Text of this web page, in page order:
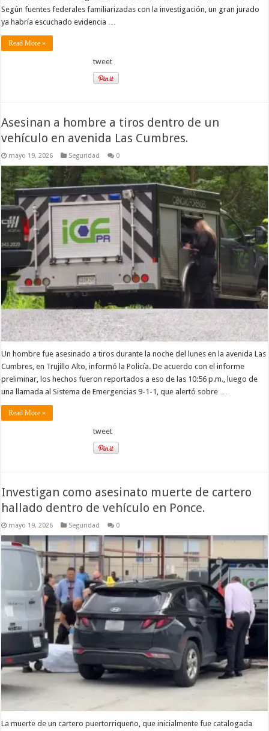
Según fuentes federales familiarizadas con la investigación, un gran jurado
ya habría escuchado evidencia …
Read More »
tweet
Asesinan a hombre a tiros dentro de un
vehículo en avenida Las Cumbres.
mayo 19, 2026 Seguridad 0
Un hombre fue asesinado a tiros durante la noche del lunes en la avenida Las
Cumbres, en Trujillo Alto, informó la Policía. De acuerdo con el informe
preliminar, los hechos fueron reportados a eso de las 10:56 p.m., luego de
una llamada al Sistema de Emergencias 9-1-1, que alertó sobre …
Read More »
tweet
Investigan como asesinato muerte de cartero
hallado dentro de vehículo en Ponce.
mayo 19, 2026 Seguridad 0
La muerte de un cartero puertorriqueño, que inicialmente fue catalogada